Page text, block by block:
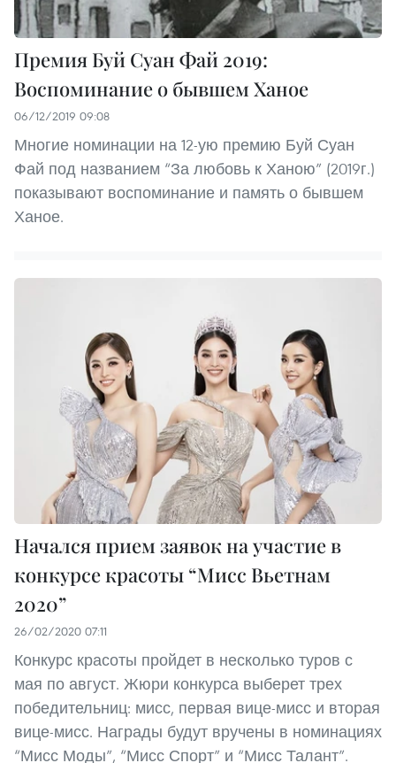
Премия Буй Суан Фай 2019:
Воспоминание о бывшем Ханое
06/12/2019 09:08
Многие номинации на 12-ую премию Буй Суан
Фай под названием “За любовь к Ханою” (2019г.)
показывают воспоминание и память о бывшем
Ханое.
Начался прием заявок на участие в
конкурсе красоты “Мисс Вьетнам
2020”
26/02/2020 07:11
Конкурс красоты пройдет в несколько туров с
мая по август. Жюри конкурса выберет трех
победительниц: мисс, первая вице-мисс и вторая
вице-мисс. Награды будут вручены в номинациях
“Мисс Моды”, “Мисс Спорт” и “Мисс Талант”.